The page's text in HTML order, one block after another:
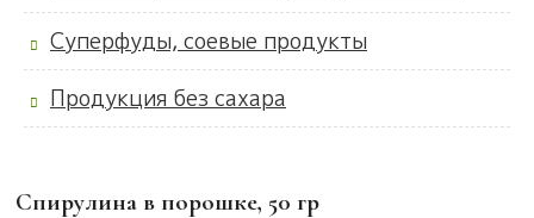
Суперфуды, соевые продукты
Продукция без сахара
Спирулина в порошке, 50 гр